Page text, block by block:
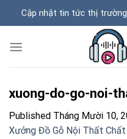
Cập nhật tin tức thị
xuong-do-go-noi-
Published Tháng Mười 10,
Xưởng Đồ Gỗ Nội Thất